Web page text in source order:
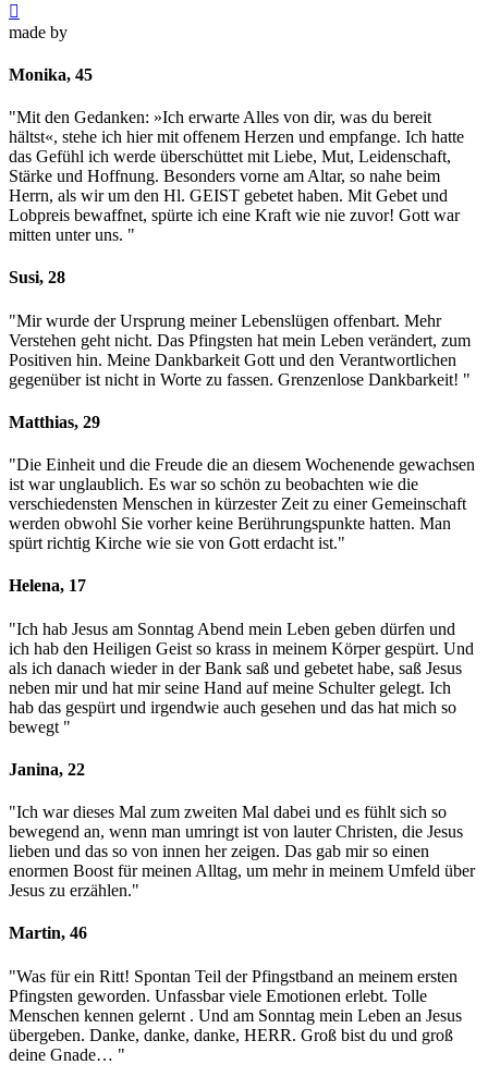

made by
Monika, 45
"Mit den Gedanken: »Ich erwarte Alles von dir, was du bereit
hältst«, stehe ich hier mit offenem Herzen und empfange. Ich hatte
das Gefühl ich werde überschüttet mit Liebe, Mut, Leidenschaft,
Stärke und Hoffnung. Besonders vorne am Altar, so nahe beim
Herrn, als wir um den Hl. GEIST gebetet haben. Mit Gebet und
Lobpreis bewaffnet, spürte ich eine Kraft wie nie zuvor! Gott war
mitten unter uns. "
Susi, 28
"Mir wurde der Ursprung meiner Lebenslügen offenbart. Mehr
Verstehen geht nicht. Das Pfingsten hat mein Leben verändert, zum
Positiven hin. Meine Dankbarkeit Gott und den Verantwortlichen
gegenüber ist nicht in Worte zu fassen. Grenzenlose Dankbarkeit! "
Matthias, 29
"Die Einheit und die Freude die an diesem Wochenende gewachsen
ist war unglaublich. Es war so schön zu beobachten wie die
verschiedensten Menschen in kürzester Zeit zu einer Gemeinschaft
werden obwohl Sie vorher keine Berührungspunkte hatten. Man
spürt richtig Kirche wie sie von Gott erdacht ist."
Helena, 17
"Ich hab Jesus am Sonntag Abend mein Leben geben dürfen und
ich hab den Heiligen Geist so krass in meinem Körper gespürt. Und
als ich danach wieder in der Bank saß und gebetet habe, saß Jesus
neben mir und hat mir seine Hand auf meine Schulter gelegt. Ich
hab das gespürt und irgendwie auch gesehen und das hat mich so
bewegt "
Janina, 22
"Ich war dieses Mal zum zweiten Mal dabei und es fühlt sich so
bewegend an, wenn man umringt ist von lauter Christen, die Jesus
lieben und das so von innen her zeigen. Das gab mir so einen
enormen Boost für meinen Alltag, um mehr in meinem Umfeld über
Jesus zu erzählen."
Martin, 46
"Was für ein Ritt! Spontan Teil der Pfingstband an meinem ersten
Pfingsten geworden. Unfassbar viele Emotionen erlebt. Tolle
Menschen kennen gelernt . Und am Sonntag mein Leben an Jesus
übergeben. Danke, danke, danke, HERR. Groß bist du und groß
deine Gnade… "